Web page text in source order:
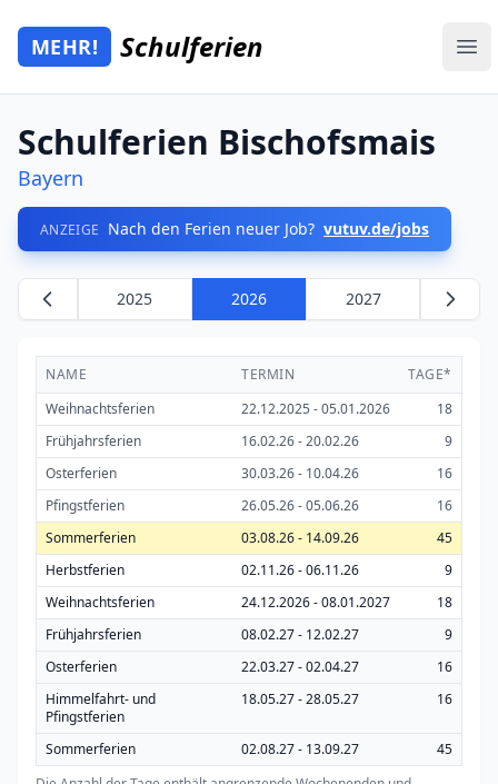
Zum Hauptinhalt springen
Mehr Schulferien
MEHR! Schulferien
Schulferien Bischofsmais
Bayern
ANZEIGE Nach den Ferien neuer Job? vutuv.de/jobs
2025 2026 2027
NAME TERMIN
TAGE*
Weihnachtsferien
22.12.2025 - 05.01.2026
18
Frühjahrsferien
16.02.26 - 20.02.26
9
Osterferien
30.03.26 - 10.04.26
16
Pfingstferien
26.05.26 - 05.06.26
16
Sommerferien
03.08.26 - 14.09.26
45
Herbstferien
02.11.26 - 06.11.26
9
Weihnachtsferien
24.12.2026 - 08.01.2027
18
Frühjahrsferien
08.02.27 - 12.02.27
9
Osterferien
22.03.27 - 02.04.27
16
Himmelfahrt- und
Pfingstferien
18.05.27 - 28.05.27 16
Sommerferien 02.08.27 - 13.09.27
45